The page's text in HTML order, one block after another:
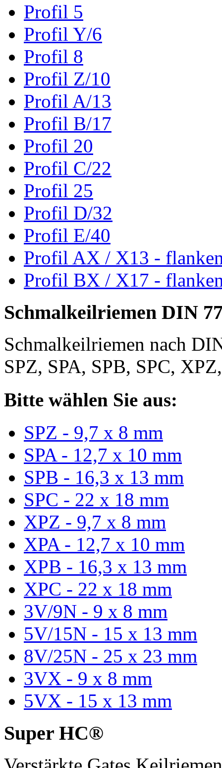
Profil 5
Profil Y/6
Profil 8
Profil Z/10
Profil A/13
Profil B/17
Profil 20
Profil C/22
Profil 25
Profil D/32
Profil E/40
Profil AX / X13 -
Profil BX / X17 -
Schmalkeilriemen DIN
Schmalkeilriemen nach
SPZ, SPA, SPB, SPC,
Bitte wählen Sie aus:
SPZ - 9,7 x 8 mm
SPA - 12,7 x 10 mm
SPB - 16,3 x 13 mm
SPC - 22 x 18 mm
XPZ - 9,7 x 8 mm
XPA - 12,7 x 10 mm
XPB - 16,3 x 13 mm
XPC - 22 x 18 mm
3V/9N - 9 x 8 mm
5V/15N - 15 x 13 mm
8V/25N - 25 x 23 mm
3VX - 9 x 8 mm
5VX - 15 x 13 mm
Super HC®